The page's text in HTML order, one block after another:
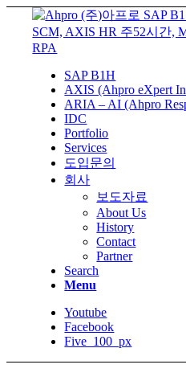
SAP B1H
AXIS (Ahpro eXpert
ARIA – AI (Ahpro
IDC
Portfolio
Services
도입문의
회사
보도자료
About Us
History
Contact
Partner
Search
Menu
Youtube
Facebook
Five_100_px